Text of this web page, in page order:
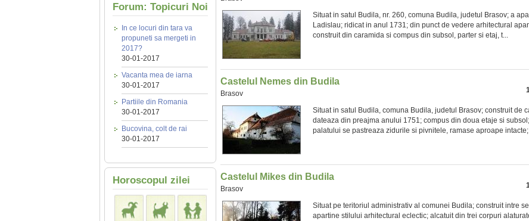
Forum: Topicuri Noi
In ce locuri din tara va
propuneti sa mergeti in
2017?
30-01-2017
Vacanta mea de iarna
30-01-2017
Partiile din Romania
30-01-2017
Bucovina, colt de rai
30-01-2017
Horoscopul zilei
Situat in satul Budila, nr. 260, comuna Budila, judetul Brasov; a
Ladislau; ridicat in anul 1731; din punct de vedere arhitectural
construit din caramida si compus din subsol, parter si etaj, t...
Castelul Nemes din Budila
Brasov
Situat in satul Budila, comuna Budila, judetul Brasov; construit de
dateaza din preajma anului 1751; compus din doua etaje si
palatului se pastreaza zidurile si pivnitele, ramase aproape intacte;
Castelul Mikes din Budila
Brasov
Situat pe teritoriul administrativ al comunei Budila; construit intre
apartine stilului arhitectural eclectic; alcatuit din trei corpuri